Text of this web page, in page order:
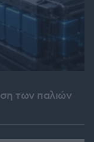
των παλιών